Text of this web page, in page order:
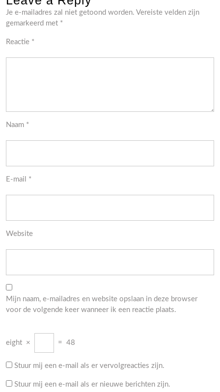
Je e-mailadres zal niet getoond worden. Vereiste velden zijn
gemarkeerd met *
Reactie *
Naam *
E-mail *
Website
Mijn naam, e-mailadres en website opslaan in deze browser
voor de volgende keer wanneer ik een reactie plaats.
eight × = 48
Stuur mij een e-mail als er vervolgreacties zijn.
Stuur mij een e-mail als er nieuwe berichten zijn.